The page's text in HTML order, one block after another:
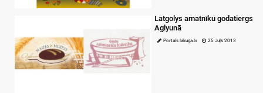
Latgolys amatnīku godatiergs
Aglyunā
Portals lakuga.lv 25 Juļs 2013